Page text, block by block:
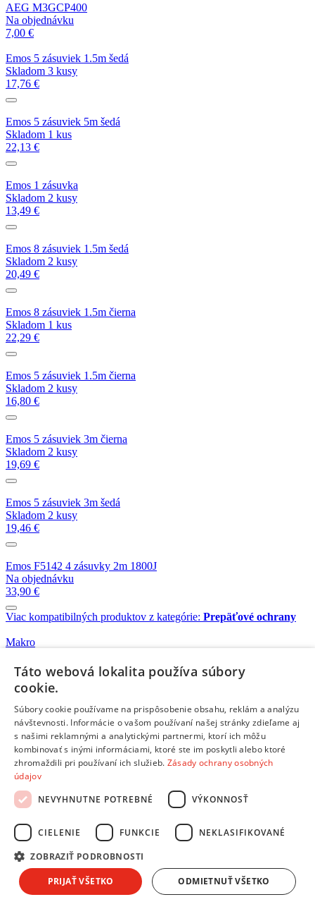
AEG M3GCP400
Na objednávku
7,00 €
Emos 5 zásuviek 1.5m šedá
Skladom 3 kusy
17,76 €
Emos 5 zásuviek 5m šedá
Skladom 1 kus
22,13 €
Emos 1 zásuvka
Skladom 2 kusy
13,49 €
Emos 8 zásuviek 1.5m šedá
Skladom 2 kusy
20,49 €
Emos 8 zásuviek 1.5m čierna
Skladom 1 kus
22,29 €
Emos 5 zásuviek 1.5m čierna
Skladom 2 kusy
16,80 €
Emos 5 zásuviek 3m čierna
Skladom 2 kusy
19,69 €
Emos 5 zásuviek 3m šedá
Skladom 2 kusy
19,46 €
Emos F5142 4 zásuvky 2m 1800J
Na objednávku
33,90 €
Viac kompatibilných produktov z kategórie: Prepäťové ochrany
Makro
21,39 €
Makro
Skladom 4 kusy
6,99 €
Makro
Skladom 1 kus
23,99 €
Makro
Skladom 3 kusy
17,99 €
Makro
Táto webová lokalita používa súbory
cookie.
Súbory cookie používame na prispôsobenie obsahu, reklám a analýzu
návštevnosti. Informácie o vašom používaní našej stránky zdieľame aj
s našimi reklamnými a analytickými partnermi, ktorí ich môžu
kombinovať s inými informáciami, ktoré ste im poskytli alebo ktoré
zhromaždili pri používaní ich služieb. Zásady ochrany osobných
údajov
NEVYHNUTNE POTREBNÉ
VÝKONNOSŤ
CIELENIE FUNKCIE NEKLASIFIKOVANÉ
ZOBRAZIŤ PODROBNOSTI
PRIJAŤ VŠETKO ODMIETNUŤ VŠETKO